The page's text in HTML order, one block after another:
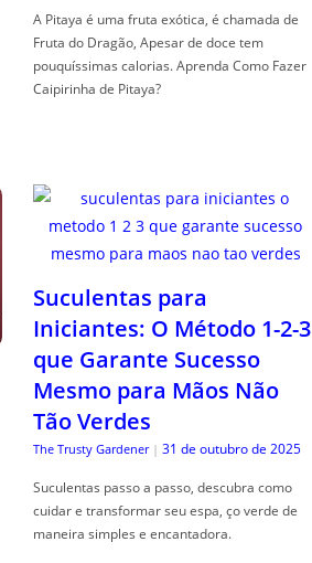
A Pitaya é uma fruta exótica, é chamada de
Fruta do Dragão, Apesar de doce tem
pouquíssimas calorias. Aprenda Como Fazer
Caipirinha de Pitaya?
Suculentas para
Iniciantes: O Método 1-2-3
que Garante Sucesso
Mesmo para Mãos Não
Tão Verdes
The Trusty Gardener | 31 de outubro de 2025
Suculentas passo a passo, descubra como
cuidar e transformar seu espa, ço verde de
maneira simples e encantadora.